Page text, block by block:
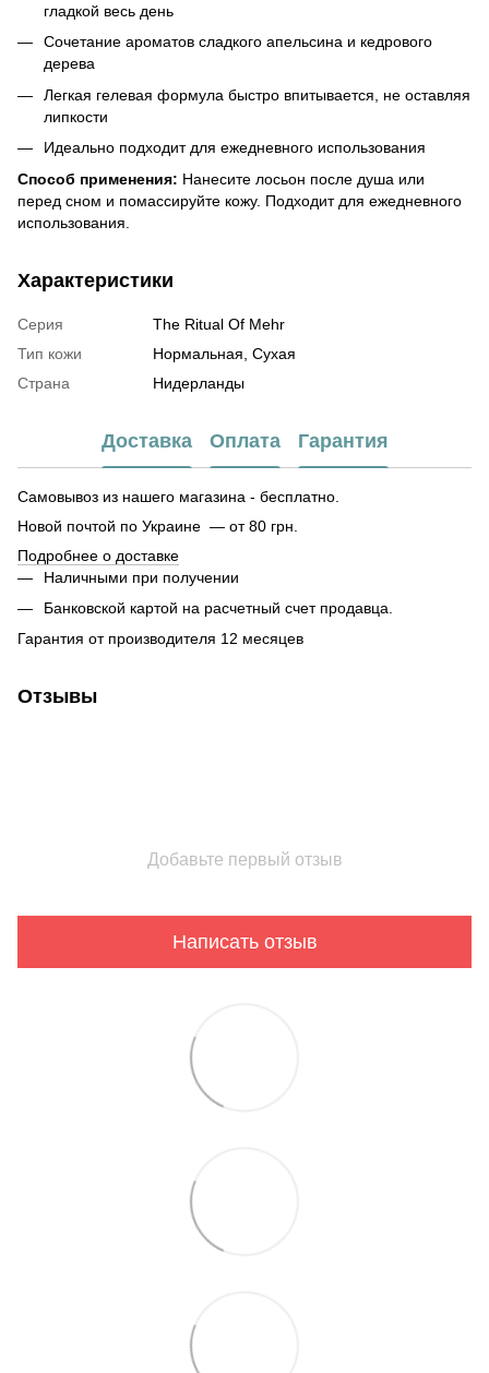
гладкой весь день
Сочетание ароматов сладкого апельсина и кедрового
дерева
Легкая гелевая формула быстро впитывается, не оставляя
липкости
Идеально подходит для ежедневного использования
Способ применения: Нанесите лосьон после душа или
перед сном и помассируйте кожу. Подходит для ежедневного
использования.
Характеристики
Серия
The Ritual Of Mehr
Тип кожи
Нормальная, Сухая
Страна
Нидерланды
Доставка Оплата Гарантия
Самовывоз из нашего магазина - бесплатно.
Новой почтой по Украине — от 80 грн.
Подробнее о доставке
Наличными при получении
Банковской картой на расчетный счет продавца.
Гарантия от производителя 12 месяцев
Отзывы
Добавьте первый отзыв
Написать отзыв